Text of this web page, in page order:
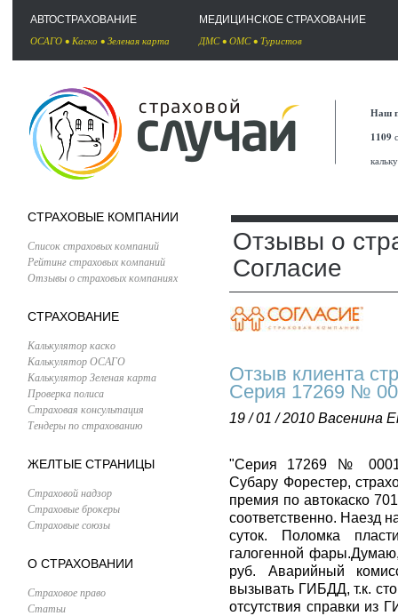
АВТОСТРАХОВАНИЕ
ОСАГО • Каско • Зеленая карта
МЕДИЦИНСКОЕ СТРАХОВАНИЕ
ДМС• ОМС• Туристов
Наш
1109
СТРАХОВЫЕ КОМПАНИИ
Список страховых компаний
Рейтинг страховых компаний
Отзывы о страховых компаниях
СТРАХОВАНИЕ
Калькулятор каско
Калькулятор ОСАГО
Калькулятор Зеленая карта
Проверка полиса
Страховая консультация
Тендеры по страхованию
ЖЕЛТЫЕ СТРАНИЦЫ
Страховой надзор
Страховые брокеры
Страховые союзы
О СТРАХОВАНИИ
Страховое право
Статьи
Отзывы о
Согласие
Отзыв клиента
Серия 17269 №
19 / 01 / 2010 Васенина
"Серия 17269 №
Субару Форестер,
премия по автокаско
соответственно. Наезд
суток. Поломка
галогенной
руб. Аварийный
вызывать ГИБДД, т.к.
отсутствия справки из